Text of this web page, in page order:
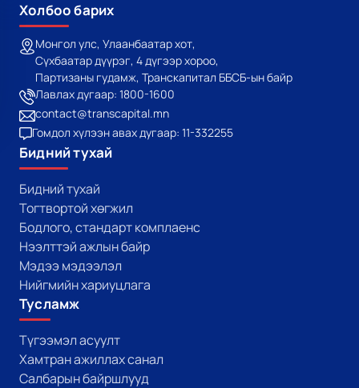
Холбоо барих
Монгол улс, Улаанбаатар хот,
Сүхбаатар дүүрэг, 4 дүгээр хороо,
Партизаны гудамж, Транскапитал ББСБ-ын байр
Лавлах дугаар: 1800-1600
contact@transcapital.mn
Гомдол хүлээн авах дугаар: 11-332255
Бидний тухай
Бидний тухай
Тогтвортой хөгжил
Бодлого, стандарт комплаенс
Нээлттэй ажлын байр
Мэдээ мэдээлэл
Нийгмийн хариуцлага
Тусламж
Түгээмэл асуулт
Хамтран ажиллах санал
Салбарын байршлууд